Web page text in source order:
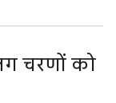
चरणों को